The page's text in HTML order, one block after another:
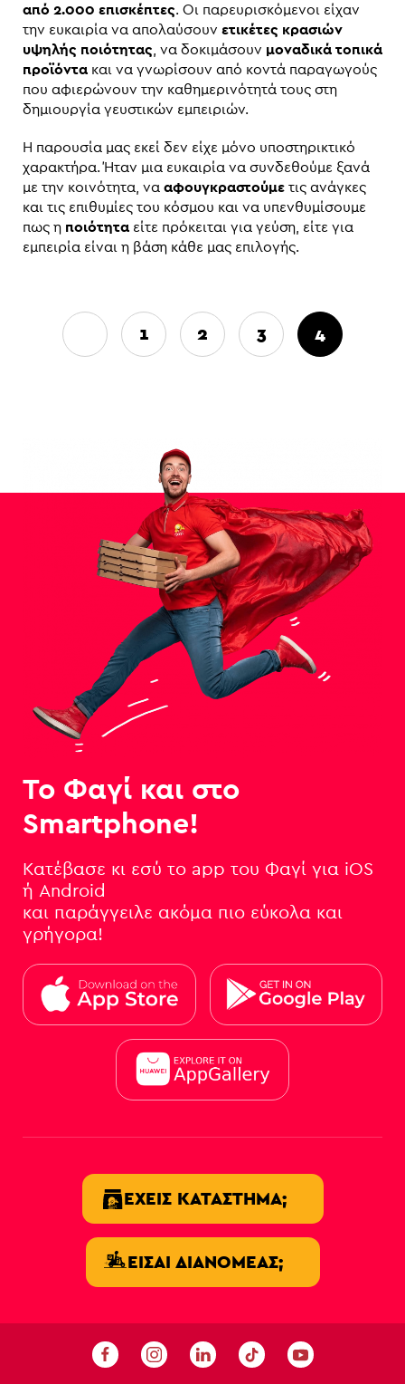
από 2.000 επισκέπτες. Οι παρευρισκόμενοι είχαν
την ευκαιρία να απολαύσουν ετικέτες κρασιών
υψηλής ποιότητας, να δοκιμάσουν μοναδικά τοπικά
προϊόντα και να γνωρίσουν από κοντά παραγωγούς
που αφιερώνουν την καθημερινότητά τους στη
δημιουργία γευστικών εμπειριών.
Η παρουσία μας εκεί δεν είχε μόνο υποστηρικτικό
χαρακτήρα. Ήταν μια ευκαιρία να συνδεθούμε ξανά
με την κοινότητα, να αφουγκραστούμε τις ανάγκες
και τις επιθυμίες του κόσμου και να υπενθυμίσουμε
πως η ποιότητα είτε πρόκειται για γεύση, είτε για
εμπειρία είναι η βάση κάθε μας επιλογής.
1 2 3 4
Το Φαγί και στο
Smartphone!
Κατέβασε κι εσύ το app του Φαγί για iOS
ή Android
και παράγγειλε ακόμα πιο εύκολα και
γρήγορα!
ΈΧΕΙΣ ΚΑΤΆΣΤΗΜΑ;
ΕΊΣΑΙ ΔΙΑΝΟΜΈΑΣ;